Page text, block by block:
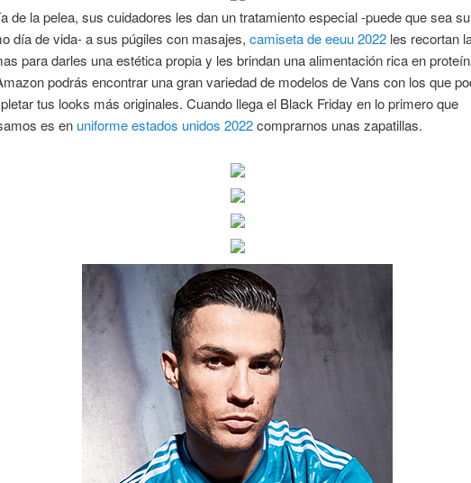
de la pelea, sus cuidadores les dan un tratamiento especial -puede que sea su
día de vida- a sus púgiles con masajes, camiseta de eeuu 2022les recortan
para darles una estética propia y les brindan una alimentación rica en
podrás encontrar una gran variedad de modelos de Vans con los que
tus looks más originales. Cuando llega el Black Friday en lo primero que
es en uniforme estados unidos 2022comprarnos unas zapatillas.